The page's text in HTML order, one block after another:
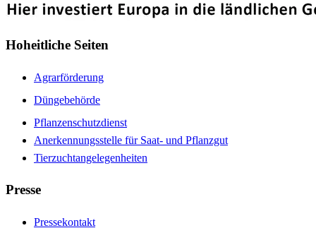
Hoheitliche Seiten
Agrarförderung
Düngebehörde
Pflanzenschutzdienst
Anerkennungsstelle für Saat- und Pflanzgut
Tierzuchtangelegenheiten
Presse
Pressekontakt